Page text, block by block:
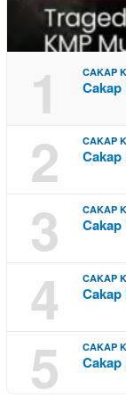
1 CAKAP
2 CAKAP
3 CAKAP
4 CAKAP
5 CAKAP